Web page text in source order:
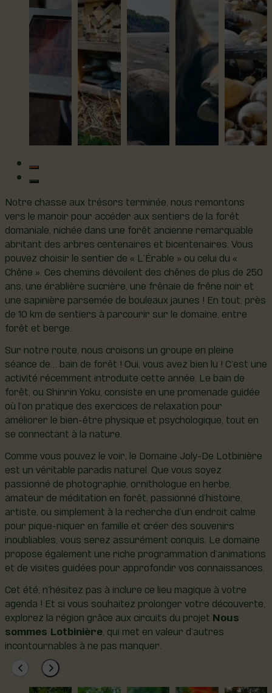
Notre chasse aux trésors terminée, nous remontons
vers le manoir pour accéder aux sentiers de la forêt
domaniale, nichée dans une forêt ancienne remarquable
abritant des arbres centenaires et bicentenaires. Vous
pouvez choisir le sentier de « L’Érable » ou celui du «
Chêne ». Ces chemins dévoilent des chênes de plus de 250
ans, une érablière sucrière, une frênaie de frêne noir et
une sapinière parsemée de bouleaux jaunes ! En tout, près
de 10 km de sentiers à parcourir sur le domaine, entre
forêt et berge.
Sur notre route, nous croisons un groupe en pleine
séance de… bain de forêt ! Oui, vous avez bien lu ! C’est une
activité récemment introduite cette année. Le bain de
forêt, ou Shinrin Yoku, consiste en une promenade guidée
où l’on pratique des exercices de relaxation pour
améliorer le bien-être physique et psychologique, tout en
se connectant à la nature.
Comme vous pouvez le voir, le Domaine Joly-De Lotbinière
est un véritable paradis naturel. Que vous soyez
passionné de photographie, ornithologue en herbe,
amateur de méditation en forêt, passionné d’histoire,
artiste, ou simplement à la recherche d’un endroit calme
pour pique-niquer en famille et créer des souvenirs
inoubliables, vous serez assurément conquis. Le domaine
propose également une riche programmation d’animations
et de visites guidées pour approfondir vos connaissances.
Cet été, n’hésitez pas à inclure ce lieu magique à votre
agenda ! Et si vous souhaitez prolonger votre découverte,
explorez la région grâce aux circuits du projet Nous
sommes Lotbinière , qui met en valeur d’autres
incontournables à ne pas manquer.